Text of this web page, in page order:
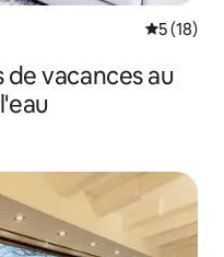
5 (18)
vacances au